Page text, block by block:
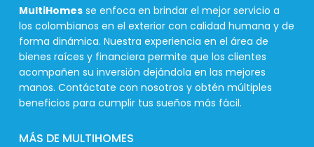
MultiHomes se enfoca en brindar el mejor servicio a
los colombianos en el exterior con calidad humana y de
forma dinámica. Nuestra experiencia en el área de
bienes raíces y financiera permite que los clientes
acompañen su inversión dejándola en las mejores
manos. Contáctate con nosotros y obtén múltiples
beneficios para cumplir tus sueños más fácil.
MÁS DE MULTIHOMES